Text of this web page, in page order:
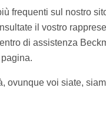
frequenti sul nostro
il vostro
di assistenza
ovunque voi siate,